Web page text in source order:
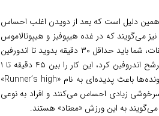
دلیل است که بعد از دویدن اغلب احساس
می‌گویند که در غده هیپوفیز و هیپوتالاموس
مغز یافت می‌شود و ترشح آن باعث کاهش درد می‌شود. مطابق تحقیقات، شما باید حداقل ۳۰ دقیقه بدوید تا اندورفین
در سطح کافی برای احساس آن تولید شود. اما وقتی بدن شروع به ترشح اندروفین کرد، این کار را بین ۴۵ دقیقه تا ۱
ساعت پس از اتمام ورزش هم ادامه می‌دهد. همین عامل در بدن دونده‌ها باعث پدیده‌ای به نام «Runner’s high»
زیادی احساس می‌کنند و افراد به نوعی
به این ورزش «معتاد» هستند.